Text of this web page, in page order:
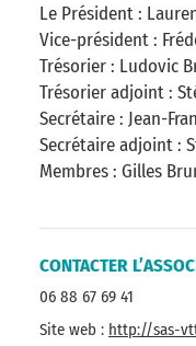
Le Président :
Vice-président :
Trésorier : Ludovic
Trésorier adjoint :
Secrétaire : Jean-
Secrétaire adjoint :
Membres : Gilles
CONTACTER
06 88 67 69 41
Site web : http://sas-